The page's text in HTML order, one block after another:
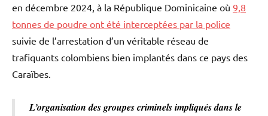
en décembre 2024, à la République Dominicaine où 9,8
tonnes de poudre ont été interceptées par la police
suivie de l’arrestation d’un véritable réseau de
trafiquants colombiens bien implantés dans ce pays des
Caraïbes.
L’organisation des groupes criminels impliqués dans le